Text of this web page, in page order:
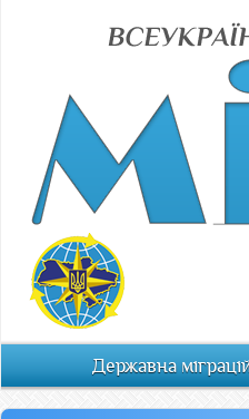
Державна